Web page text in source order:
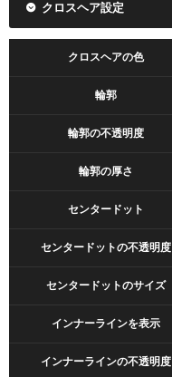
クロスヘア設定
クロスヘアの色
輪郭
輪郭の不透明度
輪郭の厚さ
センタードット
センタードットの不透明度
センタードットのサイズ
インナーラインを表示
インナーラインの不透明度